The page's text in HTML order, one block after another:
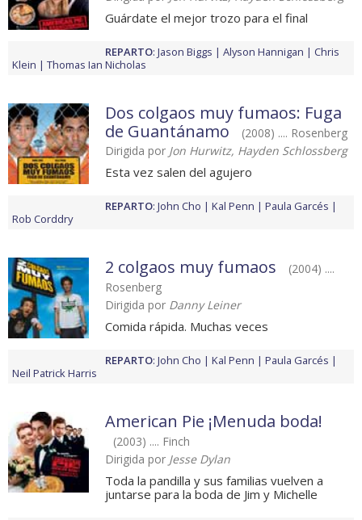
Guárdate el mejor trozo para el final
REPARTO: Jason Biggs Alyson Hannigan
Chris
Klein
Thomas Ian Nicholas
Dos colgaos muy fumaos: Fuga
de Guantánamo
(2008) .... Rosenberg
Dirigida por Jon Hurwitz, Hayden Schlossberg
Esta vez salen del agujero
REPARTO: John Cho Kal Penn
Paula Garcés
Rob Corddry
2 colgaos muy fumaos
(2004) ....
Rosenberg
Dirigida por Danny Leiner
Comida rápida. Muchas veces
REPARTO: John Cho Kal Penn
Paula Garcés
Neil Patrick Harris
American Pie ¡Menuda boda!
(2003) .... Finch
Dirigida por Jesse Dylan
Toda la pandilla y sus familias vuelven a
juntarse para la boda de Jim y Michelle